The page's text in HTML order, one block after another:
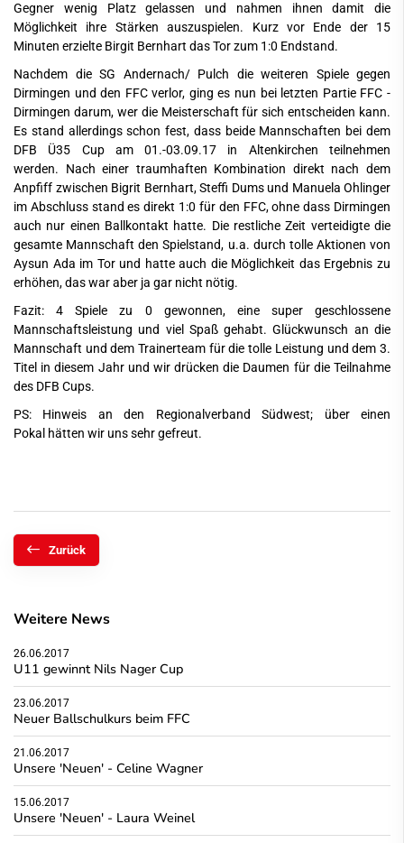
Gegner wenig Platz gelassen und nahmen ihnen damit die
Möglichkeit ihre Stärken auszuspielen. Kurz vor Ende der 15
Minuten erzielte Birgit Bernhart das Tor zum 1:0 Endstand.
Nachdem die SG Andernach/ Pulch die weiteren Spiele gegen
Dirmingen und den FFC verlor, ging es nun bei letzten Partie FFC -
Dirmingen darum, wer die Meisterschaft für sich entscheiden kann.
Es stand allerdings schon fest, dass beide Mannschaften bei dem
DFB Ü35 Cup am 01.-03.09.17 in Altenkirchen teilnehmen
werden. Nach einer traumhaften Kombination direkt nach dem
Anpfiff zwischen Bigrit Bernhart, Steffi Dums und Manuela Ohlinger
im Abschluss stand es direkt 1:0 für den FFC, ohne dass Dirmingen
auch nur einen Ballkontakt hatte. Die restliche Zeit verteidigte die
gesamte Mannschaft den Spielstand, u.a. durch tolle Aktionen von
Aysun Ada im Tor und hatte auch die Möglichkeit das Ergebnis zu
erhöhen, das war aber ja gar nicht nötig.
Fazit: 4 Spiele zu 0 gewonnen, eine super geschlossene
Mannschaftsleistung und viel Spaß gehabt. Glückwunsch an die
Mannschaft und dem Trainerteam für die tolle Leistung und dem 3.
Titel in diesem Jahr und wir drücken die Daumen für die Teilnahme
des DFB Cups.
PS: Hinweis an den Regionalverband Südwest; über einen
Pokal hätten wir uns sehr gefreut.
Zurück
Weitere News
26.06.2017
U11 gewinnt Nils Nager Cup
23.06.2017
Neuer Ballschulkurs beim FFC
21.06.2017
Unsere 'Neuen' - Celine Wagner
15.06.2017
Unsere 'Neuen' - Laura Weinel